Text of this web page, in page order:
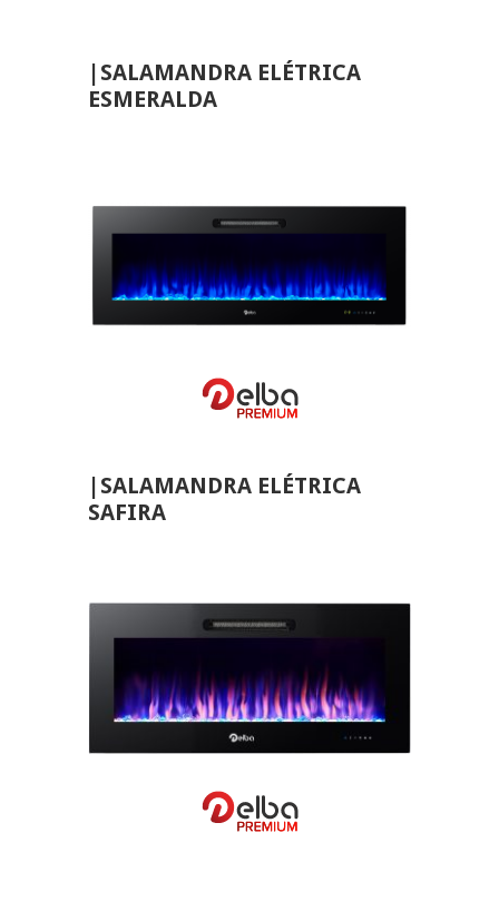
Salamandra
Ventilação
Casa e Jardim
Casa de Banho
Pisos e Revestimentos
Blog
Assistência Técnica
Contactos
|SALAMANDRA ELÉTRICA
ESMERALDA
VER MAIS
|SALAMANDRA ELÉTRICA
SAFIRA
VER MAIS